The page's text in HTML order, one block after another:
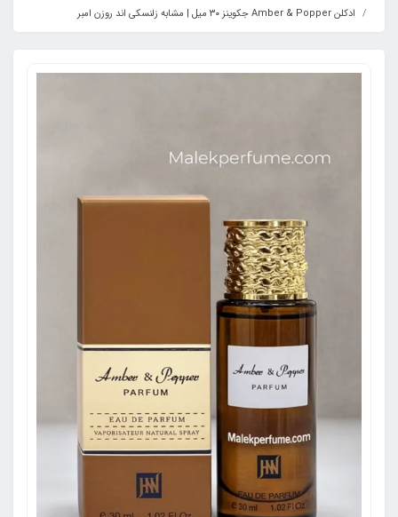
ادکلن Amber & Popper جکوینز ۳۰ میل | مشابه زلنسکی اند روزن امبر